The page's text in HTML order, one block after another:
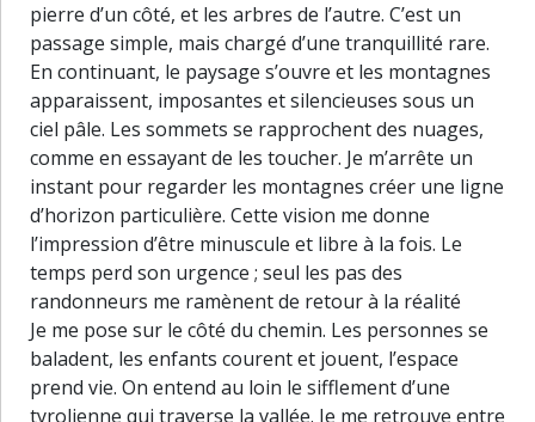
30 m
pierre d’un côté, et les arbres de l’autre. C’est un
passage simple, mais chargé d’une tranquillité rare.
En continuant, le paysage s’ouvre et les montagnes
apparaissent, imposantes et silencieuses sous un
ciel pâle. Les sommets se rapprochent des nuages,
comme en essayant de les toucher. Je m’arrête un
instant pour regarder les montagnes créer une ligne
d’horizon particulière. Cette vision me donne
l’impression d’être minuscule et libre à la fois. Le
temps perd son urgence ; seul les pas des
randonneurs me ramènent de retour à la réalité
Je me pose sur le côté du chemin. Les personnes se
baladent, les enfants courent et jouent, l’espace
prend vie. On entend au loin le sifflement d’une
tyrolienne qui traverse la vallée. Je me retrouve entre